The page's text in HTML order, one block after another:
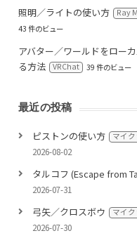
照明／ライトの使い方
Ray
43 件のビュー
アバター／ワールドをロー
る方法
VRChat 39 件のビュー
最近の投稿
ピストンの使い方 マイク
2026-08-02
タルコフ (Escape from
2026-07-31
弓矢／クロスボウ マイク
2026-07-30